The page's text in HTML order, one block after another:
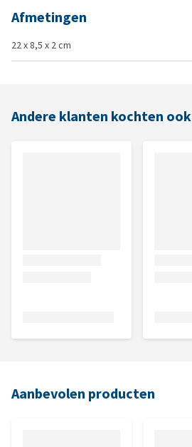
Afmetingen
22 x 8,5 x 2 cm
Andere klanten kochten ook
Aanbevolen producten